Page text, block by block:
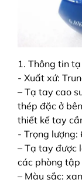
1. Thông tin
- Xuất xứ:
– Tạ tay cao
thép đặc ở
thiết kế tay
- Trọng lượng:
– Tạ tay được
các phòng
– Màu sắc: